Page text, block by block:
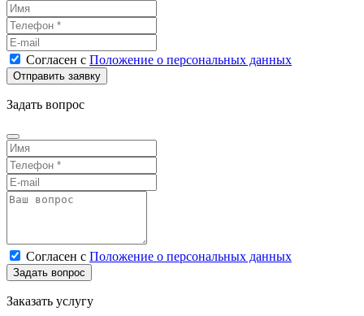
Согласен с Положение о персональных данных
Задать вопрос
Согласен с Положение о персональных данных
Заказать услугу